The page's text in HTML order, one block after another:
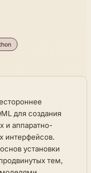
для создания
и аппаратно-
интерфейсов.
установки
тем,